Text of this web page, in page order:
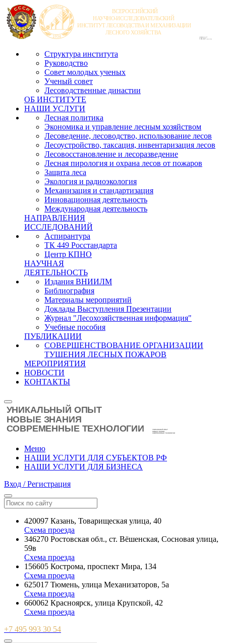
Структура института
Руководство
Совет молодых ученых
Ученый совет
Лесоводственные династии
ОБ ИНСТИТУТЕ
НАШИ УСЛУГИ
Лесная политика
Экономика и управление лесным хозяйством
Лесоведение, лесоводство, использование лесов
Лесоустройство, таксация, инвентаризация лесов
Лесовосстановление и лесоразведение
Лесная пирология и охрана лесов от пожаров
Защита леса
Экология и радиоэкология
Механизация и стандартизация
Инновационная деятельность
Международная деятельность
НАПРАВЛЕНИЯ
ИССЛЕДОВАНИЙ
Аспирантура
ТК 449 Росстандарта
Центр КПНО
НАУЧНАЯ
ДЕЯТЕЛЬНОСТЬ
Издания ВНИИЛМ
Библиография
Материалы мероприятий
Доклады Выступления Презентации
Журнал "Лесохозяйственная информация"
Учебные пособия
ПУБЛИКАЦИИ
СОВЕРШЕНСТВОВАНИЕ ОРГАНИЗАЦИИ
ТУШЕНИЯ ЛЕСНЫХ ПОЖАРОВ
МЕРОПРИЯТИЯ
НОВОСТИ
КОНТАКТЫ
Меню
НАШИ УСЛУГИ ДЛЯ СУБЪЕКТОВ РФ
НАШИ УСЛУГИ ДЛЯ БИЗНЕСА
Вход / Регистрация
420097 Казань, Товарищеская улица, 40
Схема проезда
346270 Ростовская обл., ст. Вёшенская, Сосновая улица,
59в
Схема проезда
156605 Кострома, проспект Мира, 134
Схема проезда
625017 Тюмень, улица Механизаторов, 5а
Схема проезда
660062 Красноярск, улица Крупской, 42
Схема проезда
+7 495 993 30 54